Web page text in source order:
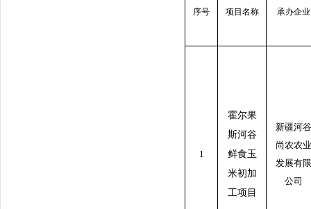
序号 项目名称 承办企业
1
霍尔果
斯河谷
鲜食玉
米初加
工项目
新疆河谷
尚农农业
发展有限
公司